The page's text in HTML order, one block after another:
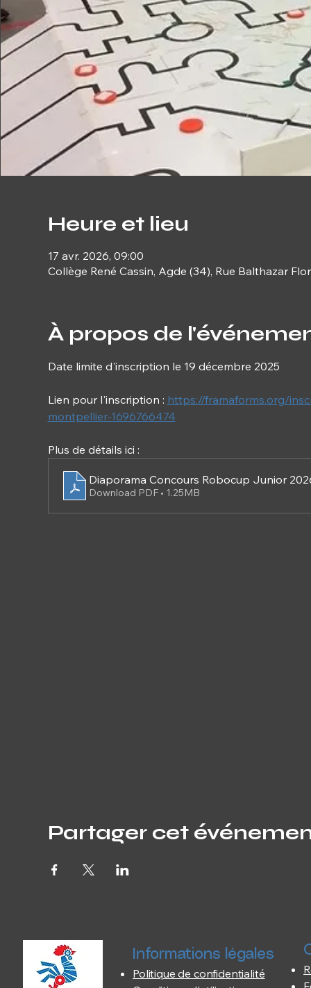
Heure et lieu
17 avr. 2026, 09:00
Collège René Cassin, Agde (34), Rue Balthazar
À propos de
Date limite d'inscription le 19 décembre 2025
Lien pour l'inscription : https://framaforms.org/
montpellier-1696766474
Plus de détails ici :
Diaporama Concours Robocup Junior
Download PDF • 1.25MB
Partager cet
Informations légales
Politique de confidentialité